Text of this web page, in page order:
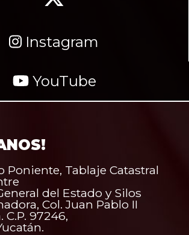
Instagram
YouTube
Poniente, Tablaje Catastral
del Estado y Silos
Col. Juan Pablo II
C.P. 97246,